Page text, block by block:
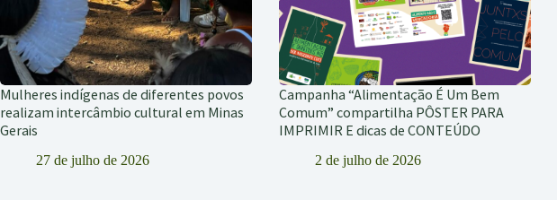
Mulheres indígenas de diferentes povos
realizam intercâmbio cultural em Minas
Gerais
27 de julho de 2026
Campanha “Alimentação É Um Bem
Comum” compartilha PÔSTER PARA
IMPRIMIR E dicas de CONTEÚDO
2 de julho de 2026